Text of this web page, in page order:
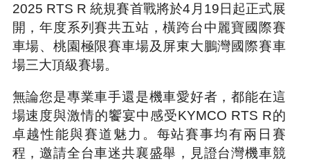
2025 RTS R 統規賽首戰將於4月19日起正式展
開，年度系列賽共五站，橫跨台中麗寶國際賽
車場、桃園極限賽車場及屏東大鵬灣國際賽車
場三大頂級賽場。
無論您是專業車手還是機車愛好者，都能在這
場速度與激情的饗宴中感受KYMCO RTS R的
卓越性能與賽道魅力。每站賽事均有兩日賽
程，邀請全台車迷共襄盛舉，見證台灣機車競